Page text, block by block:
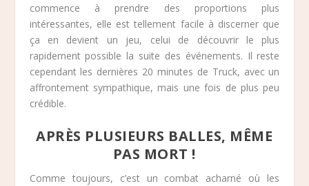
commence à prendre des proportions plus
intéressantes, elle est tellement facile à discerner que
ça en devient un jeu, celui de découvrir le plus
rapidement possible la suite des événements. Il reste
cependant les dernières 20 minutes de Truck, avec un
affrontement sympathique, mais une fois de plus peu
crédible.
APRÈS PLUSIEURS BALLES, MÊME
PAS MORT !
Comme toujours, c’est un combat acharné où les